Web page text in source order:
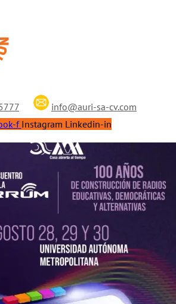
info@auri-sa-cv.com
f Instagram Linkedin-in